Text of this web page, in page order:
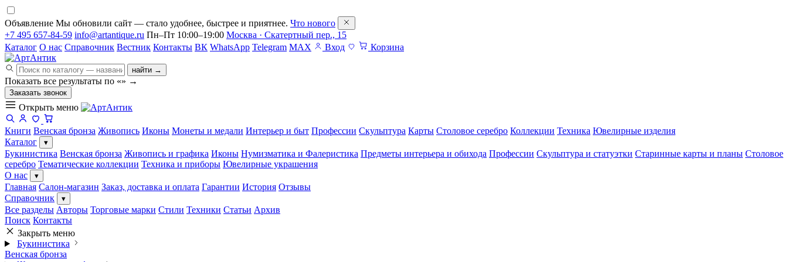
Объявление Мы обновили сайт — стало удобнее, быстрее и приятнее. Что нового
+7 495 657-84-59 info@artantique.ru Пн–Пт 10:00–19:00 Москва · Скатертный пер., 15
Каталог О нас Справочник Вестник Контакты ВК WhatsApp Telegram MAX Вход Корзина
найти →
Показать все результаты по «» →
Заказать звонок
Открыть меню
Книги Венская бронза Живопись Иконы Монеты и медали Интерьер и быт Профессии Скульптура Карты Столовое серебро Коллекции Техника Ювелирные изделия
Каталог
▾
Букинистика Венская бронза Живопись и графика Иконы Нумизматика и Фалеристика Предметы интерьера и обихода Профессии Скульптура и статуэтки Старинные карты и планы Столовое
серебро Тематические коллекции Техника и приборы Ювелирные украшения
О нас
▾
Главная Салон-магазин Заказ, доставка и оплата Гарантии История Отзывы
Справочник
▾
Все разделы Авторы Торговые марки Стили Техники Статьи Архив
Поиск Контакты
Закрыть меню
Букинистика
Венская бронза